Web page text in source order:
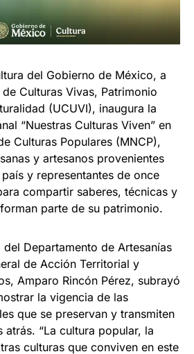
del Gobierno de México, a
Culturas Vivas, Patrimonio
(UCUVI), inaugura la
“Nuestras Culturas Viven” en
Culturas Populares (MNCP),
y artesanos provenientes
y representantes de once
compartir saberes, técnicas y
parte de su patrimonio.
Departamento de Artesanías
de Acción Territorial y
Amparo Rincón Pérez, subrayó
la vigencia de las
que se preservan y transmiten
atrás. “La cultura popular, la
culturas que conviven en este